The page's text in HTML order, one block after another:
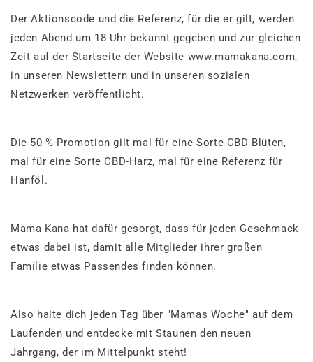
Der Aktionscode und die Referenz, für die er gilt, werden
jeden Abend um 18 Uhr bekannt gegeben und zur gleichen
Zeit auf der Startseite der Website www.mamakana.com,
in unseren Newslettern und in unseren sozialen
Netzwerken veröffentlicht.
Die 50 %-Promotion gilt mal für eine Sorte CBD-Blüten,
mal für eine Sorte CBD-Harz, mal für eine Referenz für
Hanföl.
Mama Kana hat dafür gesorgt, dass für jeden Geschmack
etwas dabei ist, damit alle Mitglieder ihrer großen
Familie etwas Passendes finden können.
Also halte dich jeden Tag über "Mamas Woche" auf dem
Laufenden und entdecke mit Staunen den neuen
Jahrgang, der im Mittelpunkt steht!